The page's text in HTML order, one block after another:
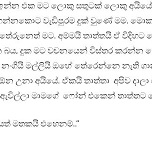
එක මට ලොකු සතුටක් ලොකු
වැඩිපුරම දුක් වුණේ මම.
මට. අම්මයි තාත්තයි ඒ විදිහට
දුක මට වචනයෙන් විස්තර කරන්න
නංගියි මල්ලියි ඔහේ තේරෙන්නෙ නැති
උනා අයියේ. ඒකයි තාත්තා අපිව
මාමගේ ෆෝන් එකෙන් තාත්තට
මතකයි එහෙනම්..”